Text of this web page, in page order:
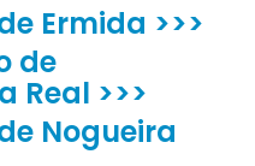
Ermida >>>
de
Real >>>
Nogueira